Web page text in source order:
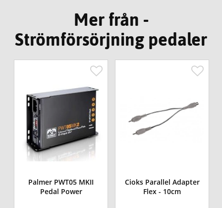
Mer från -
Strömförsörjning pedaler
Palmer PWT05 MKII
Pedal Power
Cioks Parallel Adapter
Flex - 10cm